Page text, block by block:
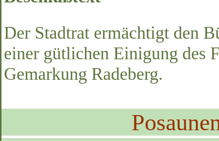
Der Stadtrat ermächtigt den
einer gütlichen Einigung des
Gemarkung Radeberg.